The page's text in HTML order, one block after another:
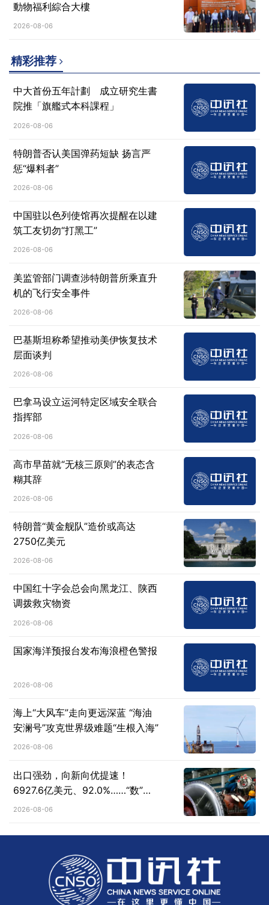
動物福利綜合大樓
2026-08-06
精彩推荐
中大首份五年計劃 成立研究生書
院推「旗艦式本科課程」
2026-08-06
特朗普否认美国弹药短缺 扬言严
惩“爆料者”
2026-08-06
中国驻以色列使馆再次提醒在以建
筑工友切勿“打黑工”
2026-08-06
美监管部门调查涉特朗普所乘直升
机的飞行安全事件
2026-08-06
巴基斯坦称希望推动美伊恢复技术
层面谈判
2026-08-06
巴拿马设立运河特定区域安全联合
指挥部
2026-08-06
高市早苗就“无核三原则”的表态含
糊其辞
2026-08-06
特朗普“黄金舰队”造价或高达
2750亿美元
2026-08-06
中国红十字会总会向黑龙江、陕西
调拨救灾物资
2026-08-06
国家海洋预报台发布海浪橙色警报
2026-08-06
海上“大风车”走向更远深蓝 “海油
安澜号”攻克世界级难题“生根入海”
2026-08-06
出口强劲，向新向优提速！
6927.6亿美元、92.0%……“数”说
机械工业行业运行亮点
2026-08-06